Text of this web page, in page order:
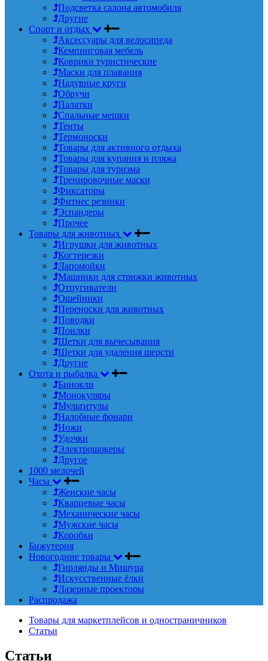
Подсветка салона автомобиля
Другие
Спорт и отдых
Аксессуары для велосипеда
Кемпинговая мебель
Коврики туристические
Маски для плавания
Надувные круги
Обручи
Палатки
Спальные мешки
Тенты
Термоноски
Товары для активного отдыха
Товары для купания и пляжа
Товары для туризма
Тренировочные маски
Фиксаторы
Фитнес резинки
Эспандеры
Прочее
Товары для животных
Игрушки для животных
Когтерезки
Лапомойки
Машинки для стрижки животных
Отпугиватели
Ошейники
Переноски для животных
Поводки
Поилки
Щетки для вычесывания
Щетки для удаления шерсти
Другие
Охота и рыбалка
Бинокли
Монокуляры
Мультитулы
Налобные фонари
Ножи
Удочки
Электрошокеры
Другое
1000 мелочей
Часы
Женские часы
Кварцевые часы
Механические часы
Мужские часы
Коробки
Бижутерия
Новогодние товары
Гирлянды и Мишура
Искусственные ёлки
Лазерные проекторы
Распродажа
Товары для маркетплейсов и одностраничников
Статьи
Статьи